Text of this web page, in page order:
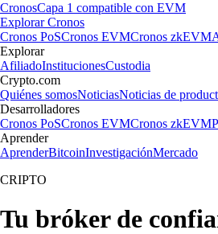
CronosCapa 1 compatible con EVM
Explorar Cronos
Cronos PoSCronos EVMCronos zkEVM
Explorar
AfiliadoInstitucionesCustodia
Crypto.com
Quiénes somosNoticiasNoticias de
Desarrolladores
Cronos PoSCronos EVMCronos zkEVM
Aprender
AprenderBitcoinInvestigaciónMercado
CRIPTO
Tu bróker de